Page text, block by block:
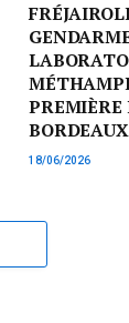
PREMIÈRE
BORDEAUX
18/06/2026